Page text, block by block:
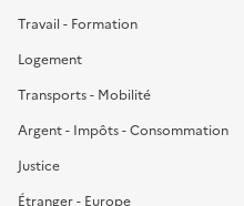
Travail - Formation
Logement
Transports - Mobilité
Argent - Impôts - Consommation
Justice
Étranger - Europe